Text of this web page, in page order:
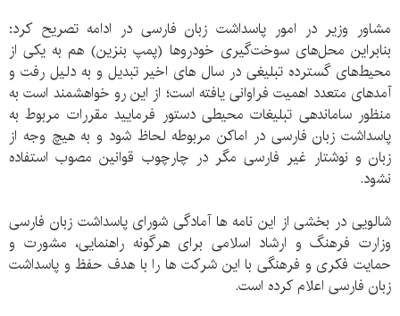
مشاور وزیر در امور پاسداشت زبان فارسی در ادامه تصریح کرد:
بنابراین محل‌های سوخت‌گیری خودروها (پمپ بنزین) هم به یکی از
محیط‌های گسترده تبلیغی در سال های اخیر تبدیل و به دلیل رفت و
آمدهای متعدد اهمیت فراوانی یافته است؛ از این رو خواهشمند است به
منظور ساماندهی تبلیغات محیطی دستور فرمایید مقررات مربوط به
پاسداشت زبان فارسی در اماکن مربوطه لحاظ شود و به هیچ وجه از
زبان و نوشتار غیر فارسی مگر در چارچوب قوانین مصوب استفاده
نشود.
شالویی در بخشی از این نامه ها آمادگی شورای پاسداشت زبان فارسی
وزارت فرهنگ و ارشاد اسلامی برای هرگونه راهنمایی، مشورت و
حمایت فکری و فرهنگی با این شرکت ها را با هدف حفظ و پاسداشت
زبان فارسی اعلام کرده است.